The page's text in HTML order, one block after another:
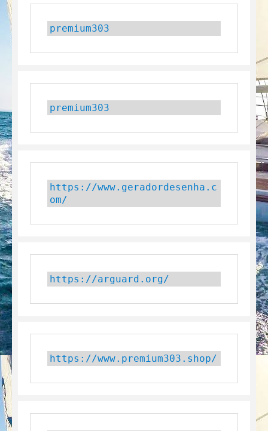
premium303
premium303
https://www.geradordesenha.c
om/
https://arguard.org/
https://www.premium303.shop/